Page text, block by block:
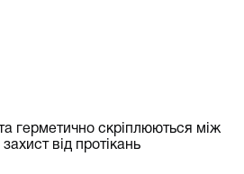
герметично скріплюються між
від протікань